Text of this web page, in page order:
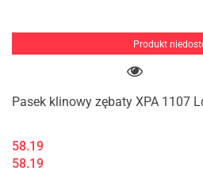
Produkt
Pasek klinowy zębaty XPA 1107
58.19
58.19